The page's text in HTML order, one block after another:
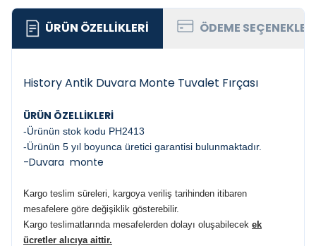
ÜRÜN ÖZELLIKLERI ÖDEME
History Antik Duvara Monte Tuvalet Fırçası
ÜRÜN ÖZELLİKLERİ
-Ürünün stok kodu PH2413
-Ürünün 5 yıl boyunca üretici garantisi bulunmaktadır.
-Duvara monte
Kargo teslim süreleri, kargoya veriliş tarihinden itibaren
mesafelere göre değişiklik gösterebilir.
Kargo teslimatlarında mesafelerden dolayı oluşabilecek ek
ücretler alıcıya aittir.